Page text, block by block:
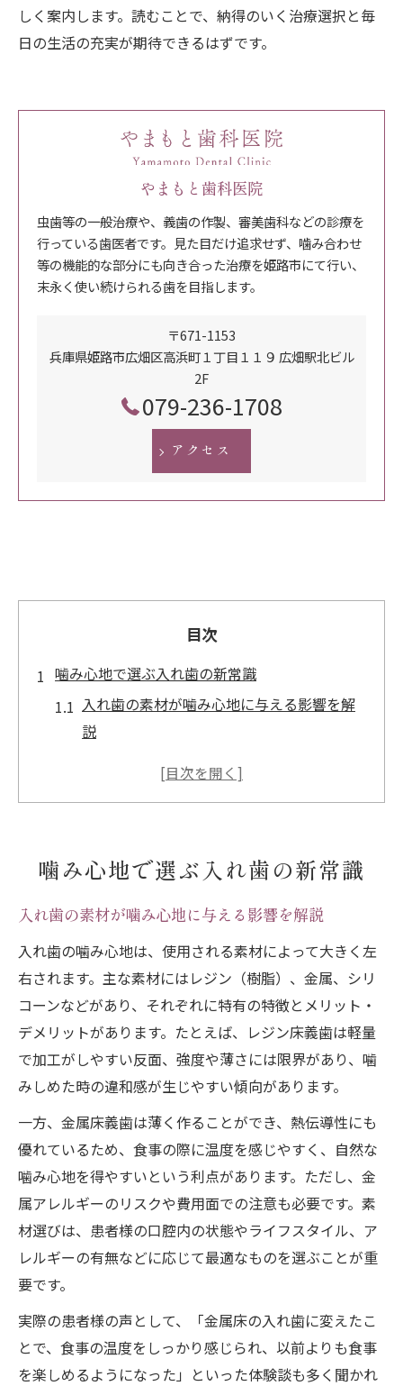
しく案内します。読むことで、納得のいく治療選択と毎
日の生活の充実が期待できるはずです。
やまもと歯科医院
虫歯等の一般治療や、義歯の作製、審美歯科などの診療を
行っている歯医者です。見た目だけ追求せず、噛み合わせ
等の機能的な部分にも向き合った治療を姫路市にて行い、
末永く使い続けられる歯を目指します。
〒671-1153
兵庫県姫路市広畑区高浜町１丁目１１９ 広畑駅北ビル
2F
079-236-1708
アクセス
目次
噛み心地で選ぶ入れ歯の新常識
入れ歯の素材が噛み心地に与える影響を解
説
噛み心地重視の入れ歯選びで大切な視点と
ト
噛み心地で見る入れ歯の種類ごとの特徴
入れ歯で実感する日常の食事と会話の変化
入れ歯が生活の質に与える快適さの実際
噛み心地と入れ歯の装着感の違いを比較
日常生活で気になる入れ歯の工夫と対策
入れ歯ユーザーの快適な暮らしの工夫例
自然な噛み心地を追求した入れ歯体験
自然な噛み心地を再現する入れ歯調整術
入れ歯体験談で分かる噛み心地の変化
噛み心地に満足した入れ歯のポイントとは
自然さを追求した入れ歯使用感の工夫
入れ歯で噛み心地を良くする日常ケア術
快適さに差が出る入れ歯の使い方アドバイ
噛み心地で選ぶ入れ歯の新常識
入れ歯の素材が噛み心地に与える影響を解説
入れ歯の噛み心地は、使用される素材によって大きく左
右されます。主な素材にはレジン（樹脂）、金属、シリ
コーンなどがあり、それぞれに特有の特徴とメリット・
デメリットがあります。たとえば、レジン床義歯は軽量
で加工がしやすい反面、強度や薄さには限界があり、噛
みしめた時の違和感が生じやすい傾向があります。
一方、金属床義歯は薄く作ることができ、熱伝導性にも
優れているため、食事の際に温度を感じやすく、自然な
噛み心地を得やすいという利点があります。ただし、金
属アレルギーのリスクや費用面での注意も必要です。素
材選びは、患者様の口腔内の状態やライフスタイル、ア
レルギーの有無などに応じて最適なものを選ぶことが重
要です。
実際の患者様の声として、「金属床の入れ歯に変えたこ
とで、食事の温度をしっかり感じられ、以前よりも食事
を楽しめるようになった」といった体験談も多く聞かれ